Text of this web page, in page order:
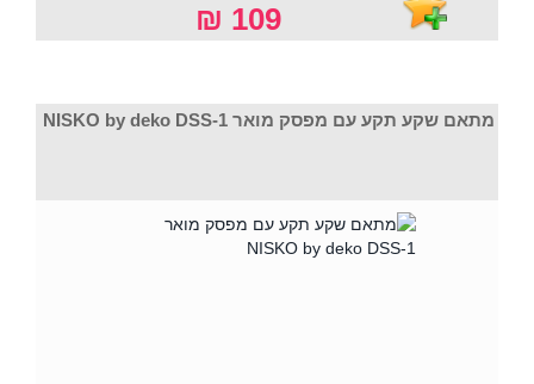
109 ₪
מתאם שקע תקע עם מפסק מואר NISKO by deko DSS-1